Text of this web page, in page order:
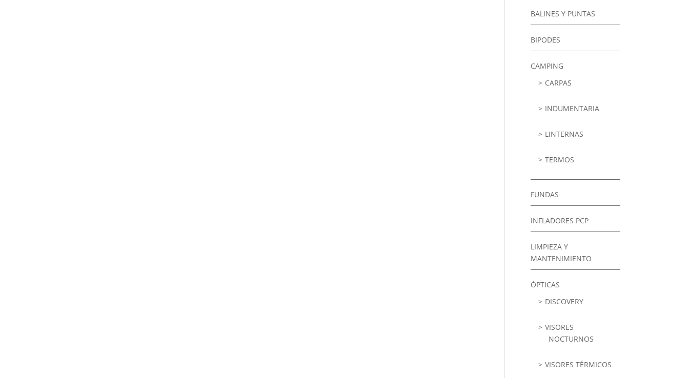
BALINES Y PUNTAS
BIPODES
CAMPING
CARPAS
INDUMENTARIA
LINTERNAS
TERMOS
FUNDAS
INFLADORES PCP
LIMPIEZA Y
MANTENIMIENTO
ÓPTICAS
DISCOVERY
VISORES
NOCTURNOS
VISORES TÉRMICOS